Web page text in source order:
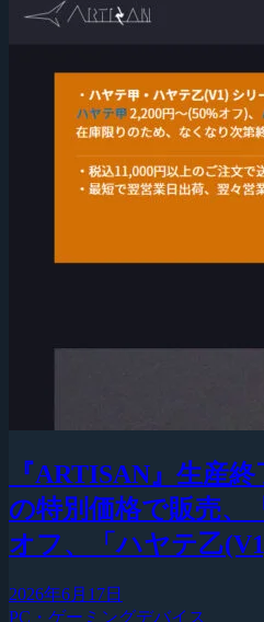
『ARTISAN』生産
の特別価格で販売、
オフ、「ハヤテ乙
2026年6月17日
PC・ゲーミングデバイス